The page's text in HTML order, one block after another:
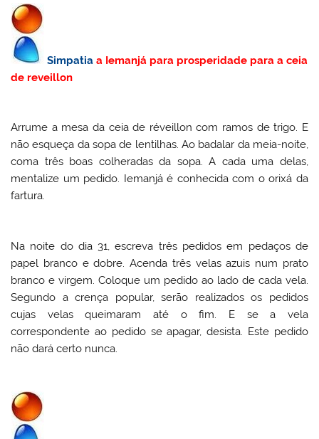
Simpatia a Iemanjá para prosperidade para a ceia
de reveillon
Arrume a mesa da ceia de réveillon com ramos de trigo. E
não esqueça da sopa de lentilhas. Ao badalar da meia-noite,
coma três boas colheradas da sopa. A cada uma delas,
mentalize um pedido. Iemanjá é conhecida com o orixá da
fartura.
Na noite do dia 31, escreva três pedidos em pedaços de
papel branco e dobre. Acenda três velas azuis num prato
branco e virgem. Coloque um pedido ao lado de cada vela.
Segundo a crença popular, serão realizados os pedidos
cujas velas queimaram até o fim. E se a vela
correspondente ao pedido se apagar, desista. Este pedido
não dará certo nunca.